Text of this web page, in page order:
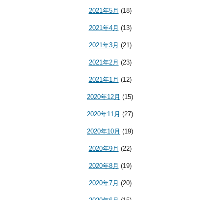
2021年5月 (18)
2021年4月 (13)
2021年3月 (21)
2021年2月 (23)
2021年1月 (12)
2020年12月 (15)
2020年11月 (27)
2020年10月 (19)
2020年9月 (22)
2020年8月 (19)
2020年7月 (20)